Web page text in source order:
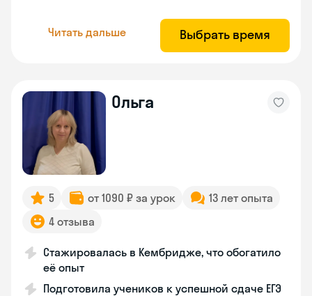
Читать дальше Выбрать время
Ольга
5 от 1090 ₽ за урок
13 лет опыта
4 отзыва
Стажировалась в Кембридже, что обогатило
её опыт
Подготовила учеников к успешной сдаче ЕГЭ